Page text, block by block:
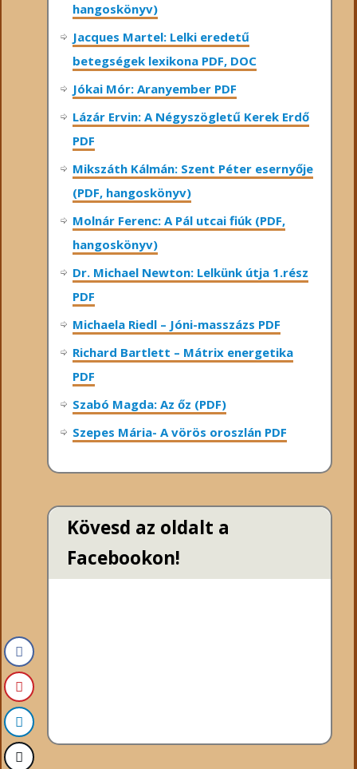
hangoskönyv)
Jacques Martel: Lelki eredetű
betegségek lexikona PDF, DOC
Jókai Mór: Aranyember PDF
Lázár Ervin: A Négyszögletű Kerek Erdő
PDF
Mikszáth Kálmán: Szent Péter esernyője
(PDF, hangoskönyv)
Molnár Ferenc: A Pál utcai fiúk (PDF,
hangoskönyv)
Dr. Michael Newton: Lelkünk útja 1.rész
PDF
Michaela Riedl – Jóni-masszázs PDF
Richard Bartlett – Mátrix energetika
PDF
Szabó Magda: Az őz (PDF)
Szepes Mária- A vörös oroszlán PDF
Kövesd az oldalt a
Facebookon!